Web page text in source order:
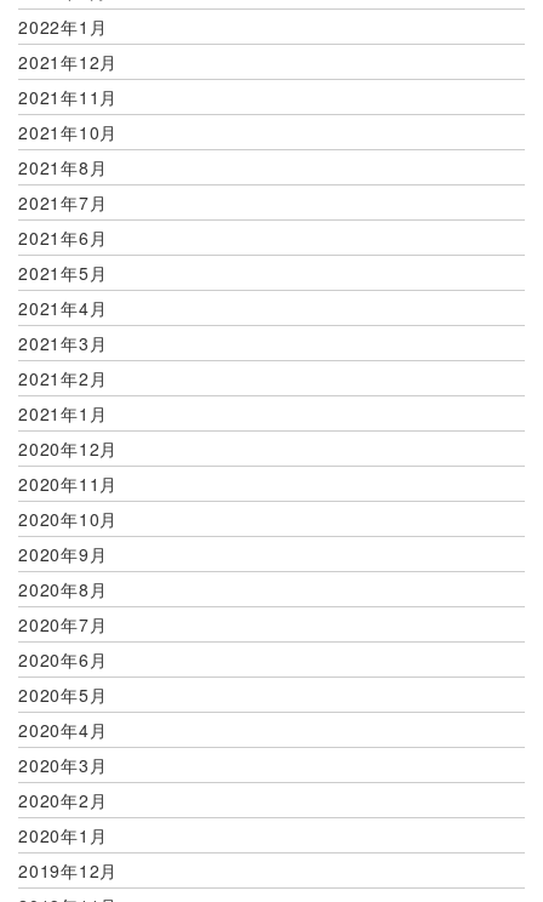
2022年1月
2021年12月
2021年11月
2021年10月
2021年8月
2021年7月
2021年6月
2021年5月
2021年4月
2021年3月
2021年2月
2021年1月
2020年12月
2020年11月
2020年10月
2020年9月
2020年8月
2020年7月
2020年6月
2020年5月
2020年4月
2020年3月
2020年2月
2020年1月
2019年12月